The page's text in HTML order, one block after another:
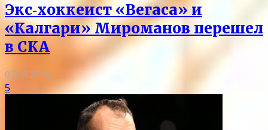
Экс‑хоккеист «Вегаса» и
«Калгари» Мироманов перешел
в СКА
07.08.2026
5